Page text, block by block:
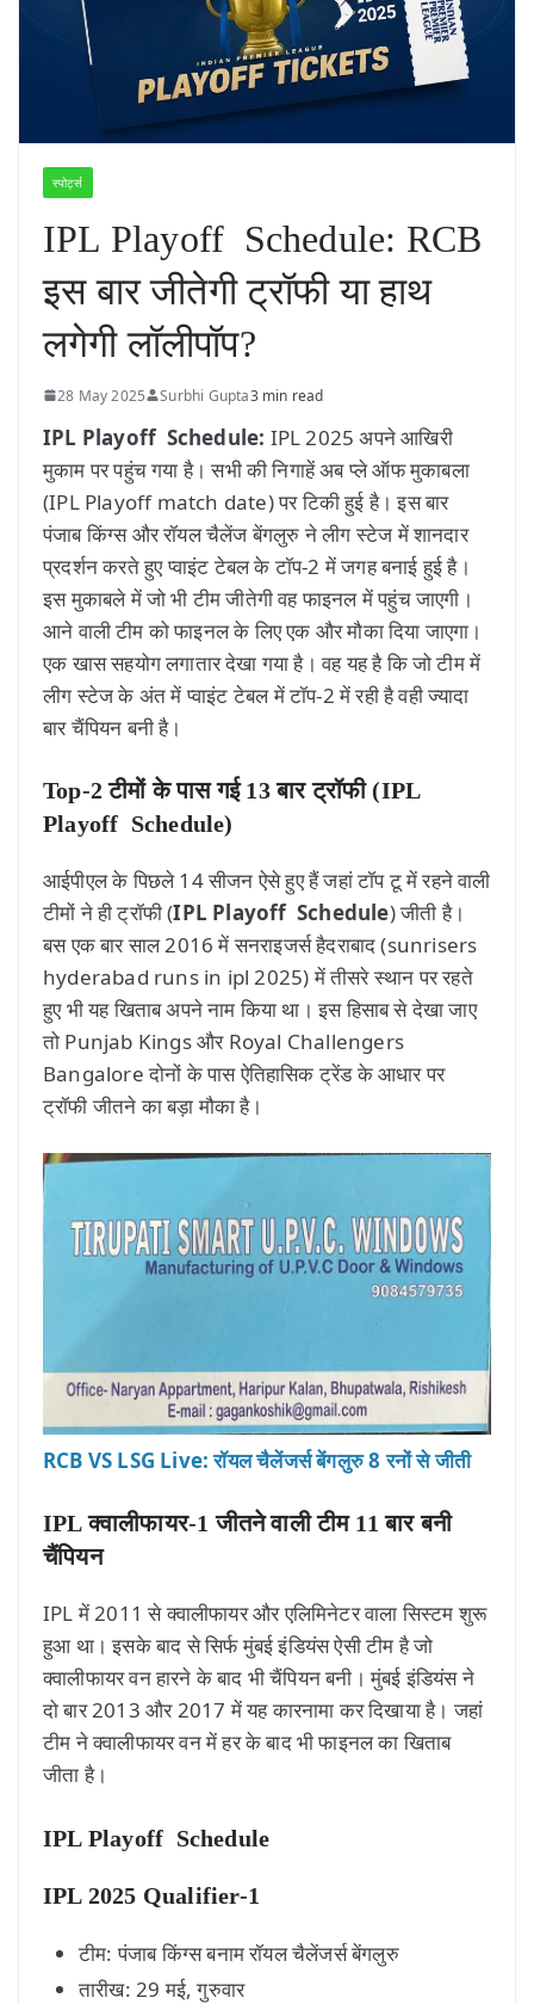
स्पोर्ट्स
IPL Playoff Schedule: RCB
इस बार जीतेगी ट्रॉफी या हाथ
लगेगी लॉलीपॉप?
28 May 2025 Surbhi Gupta3 min read
IPL Playoff Schedule: IPL 2025 अपने आखिरी
मुकाम पर पहुंच गया है। सभी की निगाहें अब प्ले ऑफ मुकाबला
(IPL Playoff match date) पर टिकी हुई है। इस बार
पंजाब किंग्स और रॉयल चैलेंज बेंगलुरु ने लीग स्टेज में शानदार
प्रदर्शन करते हुए प्वाइंट टेबल के टॉप-2 में जगह बनाई हुई है।
इस मुकाबले में जो भी टीम जीतेगी वह फाइनल में पहुंच जाएगी।
आने वाली टीम को फाइनल के लिए एक और मौका दिया जाएगा।
एक खास सहयोग लगातार देखा गया है। वह यह है कि जो टीम में
लीग स्टेज के अंत में प्वाइंट टेबल में टॉप-2 में रही है वही ज्यादा
बार चैंपियन बनी है।
Top-2 टीमों के पास गई 13 बार ट्रॉफी (IPL
Playoff Schedule)
आईपीएल के पिछले 14 सीजन ऐसे हुए हैं जहां टॉप टू में रहने वाली
टीमों ने ही ट्रॉफी (IPL Playoff Schedule) जीती है।
बस एक बार साल 2016 में सनराइजर्स हैदराबाद (sunrisers
hyderabad runs in ipl 2025) में तीसरे स्थान पर रहते
हुए भी यह खिताब अपने नाम किया था। इस हिसाब से देखा जाए
तो Punjab Kings और Royal Challengers
Bangalore दोनों के पास ऐतिहासिक ट्रेंड के आधार पर
ट्रॉफी जीतने का बड़ा मौका है।
RCB VS LSG Live: रॉयल चैलेंजर्स बेंगलुरु 8 रनों से जीती
IPL क्वालीफायर-1 जीतने वाली टीम 11 बार बनी
चैंपियन
IPL में 2011 से क्वालीफायर और एलिमिनेटर वाला सिस्टम शुरू
हुआ था। इसके बाद से सिर्फ मुंबई इंडियंस ऐसी टीम है जो
क्वालीफायर वन हारने के बाद भी चैंपियन बनी। मुंबई इंडियंस ने
दो बार 2013 और 2017 में यह कारनामा कर दिखाया है। जहां
टीम ने क्वालीफायर वन में हर के बाद भी फाइनल का खिताब
जीता है।
IPL Playoff Schedule
IPL 2025 Qualifier-1
टीम: पंजाब किंग्स बनाम रॉयल चैलेंजर्स बेंगलुरु
तारीख: 29 मई, गुरुवार